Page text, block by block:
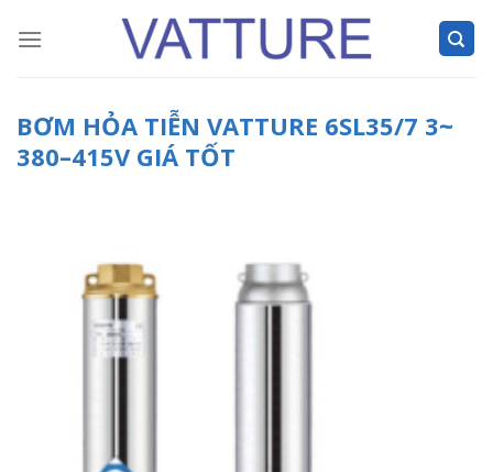
BƠM HỎA TIỄN VATTURE 6SL35/7 3~
380–415V GIÁ TỐT